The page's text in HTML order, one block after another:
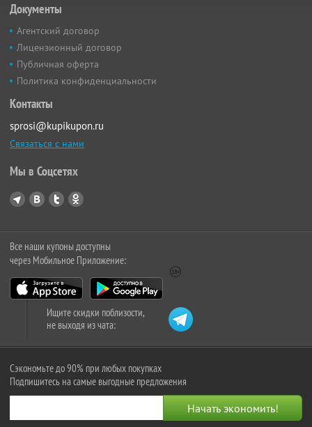
Документы
Агентский договор
Лицензионный договор
Публичная оферта
Политика конфиденциальности
Контакты
sprosi@kupikupon.ru
Связаться с нами
Мы в Соцсетях
Все наши купоны доступны
через Мобильное Приложение:
Ищите скидки поблизости,
не выходя из чата:
Сэкономьте до 90% при любых покупках
Подпишитесь на самые выгодные предложения